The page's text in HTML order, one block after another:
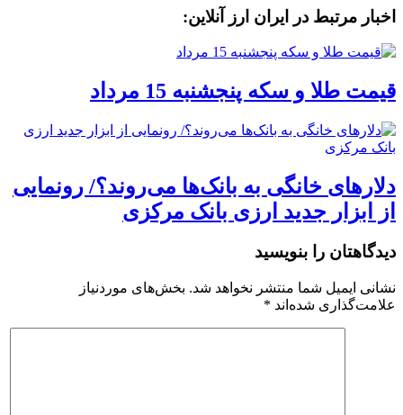
اخبار مرتبط در ایران ارز آنلاین:
قیمت طلا و سکه پنجشنبه 15 مرداد
دلارهای خانگی به بانک‌ها می‌روند؟/ رونمایی
از ابزار جدید ارزی بانک مرکزی
دیدگاهتان را بنویسید
نشانی ایمیل شما منتشر نخواهد شد. بخش‌های موردنیاز
علامت‌گذاری شده‌اند *